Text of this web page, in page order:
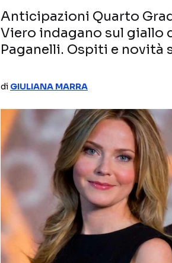
Anticipazioni Quarto
Viero indagano sul giallo
Paganelli. Ospiti e novità
di GIULIANA MARRA